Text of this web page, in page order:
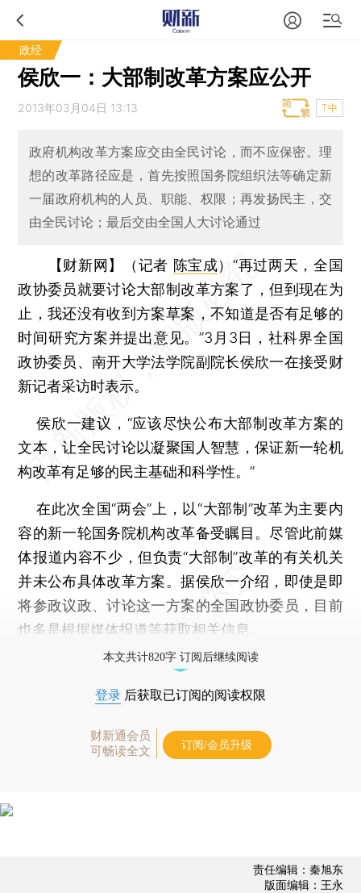
政经
侯欣一：大部制改革方案应公开
2013年03月04日 13:13 T中
政府机构改革方案应交由全民讨论，而不应保密。理
想的改革路径应是，首先按照国务院组织法等确定新
一届政府机构的人员、职能、权限；再发扬民主，交
由全民讨论；最后交由全国人大讨论通过
【财新网】（记者 陈宝成）“再过两天，全国
政协委员就要讨论大部制改革方案了，但到现在为
止，我还没有收到方案草案，不知道是否有足够的
时间研究方案并提出意见。”3月3日，社科界全国
政协委员、南开大学法学院副院长侯欣一在接受财
新记者采访时表示。
侯欣一建议，“应该尽快公布大部制改革方案的
文本，让全民讨论以凝聚国人智慧，保证新一轮机
构改革有足够的民主基础和科学性。”
在此次全国“两会”上，以“大部制”改革为主要内
容的新一轮国务院机构改革备受瞩目。尽管此前媒
体报道内容不少，但负责“大部制”改革的有关机关
并未公布具体改革方案。据侯欣一介绍，即使是即
将参政议政、讨论这一方案的全国政协委员，目前
也多是根据媒体报道等获取相关信息。
本文共计820字 订阅后继续阅读
登录 后获取已订阅的阅读权限
财新通会员
可畅读全文
订阅/会员升级
责任编辑：秦旭东
版面编辑：王永